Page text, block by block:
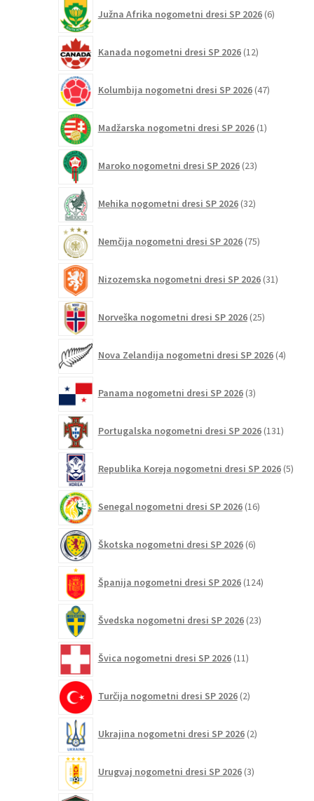
Južna Afrika nogometni dresi SP 2026 6izdelkov
Kanada nogometni dresi SP 2026 12izdelkov
Kolumbija nogometni dresi SP 2026 47izdelkov
Madžarska nogometni dresi SP 2026 1izdelek
Maroko nogometni dresi SP 2026 23izdelkov
Mehika nogometni dresi SP 2026 32izdelkov
Nemčija nogometni dresi SP 2026 75izdelkov
Nizozemska nogometni dresi SP 2026 31izdelkov
Norveška nogometni dresi SP 2026 25izdelkov
Nova Zelandija nogometni dresi SP 2026 4izdelki
Panama nogometni dresi SP 2026 3izdelki
Portugalska nogometni dresi SP 2026 131
Republika Koreja nogometni dresi SP 2026 5
Senegal nogometni dresi SP 2026 16izdelkov
Škotska nogometni dresi SP 2026 6izdelkov
Španija nogometni dresi SP 2026 124izdelkov
Švedska nogometni dresi SP 2026 23izdelkov
Švica nogometni dresi SP 2026 11izdelkov
Turčija nogometni dresi SP 2026 2izdelka
Ukrajina nogometni dresi SP 2026 2izdelka
Urugvaj nogometni dresi SP 2026 3izdelki